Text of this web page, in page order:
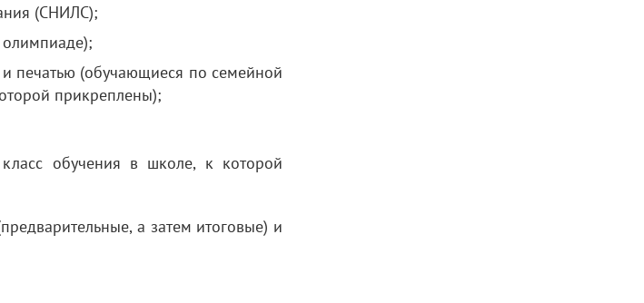
(СНИЛС);
печатью (обучающиеся по семейной
прикреплены);
обучения в школе, к которой
а затем итоговые) и